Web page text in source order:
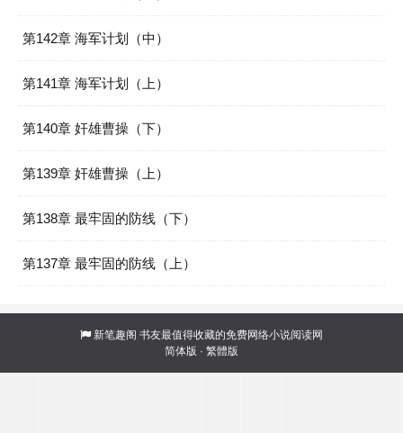
第142章 海军计划（中）
第141章 海军计划（上）
第140章 奸雄曹操（下）
第139章 奸雄曹操（上）
第138章 最牢固的防线（下）
第137章 最牢固的防线（上）
新笔趣阁 书友最值得收藏的免费网络小说阅读网
简体版 · 繁體版